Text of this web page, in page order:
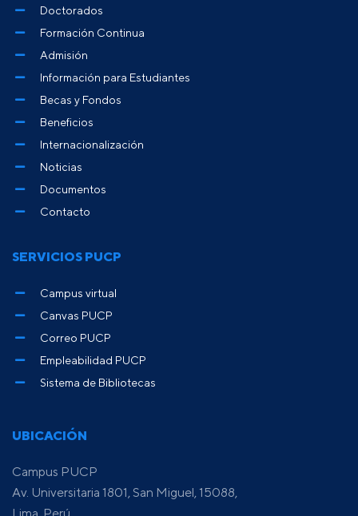
UBICACIÓN
Campus PUCP
Av. Universitaria 1801, San Miguel, 15088,
Lima, Perú
Doctorados
Formación Continua
Admisión
Información para Estudiantes
Becas y Fondos
Beneficios
Internacionalización
Noticias
Documentos
Contacto
SERVICIOS PUCP
Campus virtual
Canvas PUCP
Correo PUCP
Empleabilidad PUCP
Sistema de Bibliotecas